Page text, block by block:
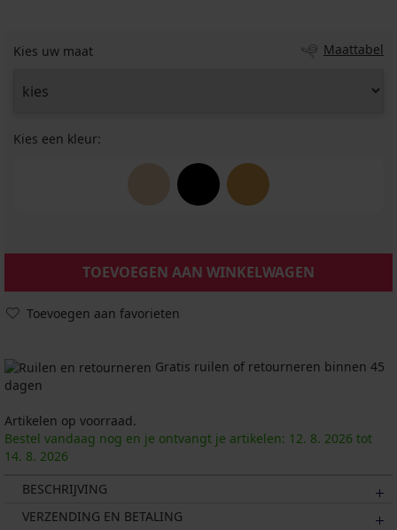
Kies uw maat Maattabel
Kies een kleur:
TOEVOEGEN AAN WINKELWAGEN
Toevoegen aan favorieten
Gratis ruilen of retourneren binnen 45
dagen
Artikelen op voorraad.
Bestel vandaag nog en je ontvangt je artikelen: 12. 8. 2026 tot
14. 8. 2026
BESCHRIJVING
VERZENDING EN BETALING